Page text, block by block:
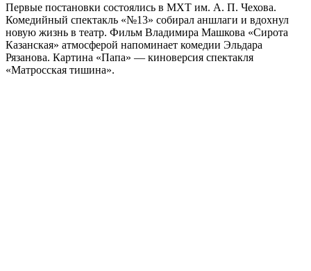
Первые постановки состоялись в МХТ им. А. П. Чехова.
Комедийный спектакль «№13» собирал аншлаги и вдохнул
новую жизнь в театр. Фильм Владимира Машкова «Сирота
Казанская» атмосферой напоминает комедии Эльдара
Рязанова. Картина «Папа» — киноверсия спектакля
«Матросская тишина».